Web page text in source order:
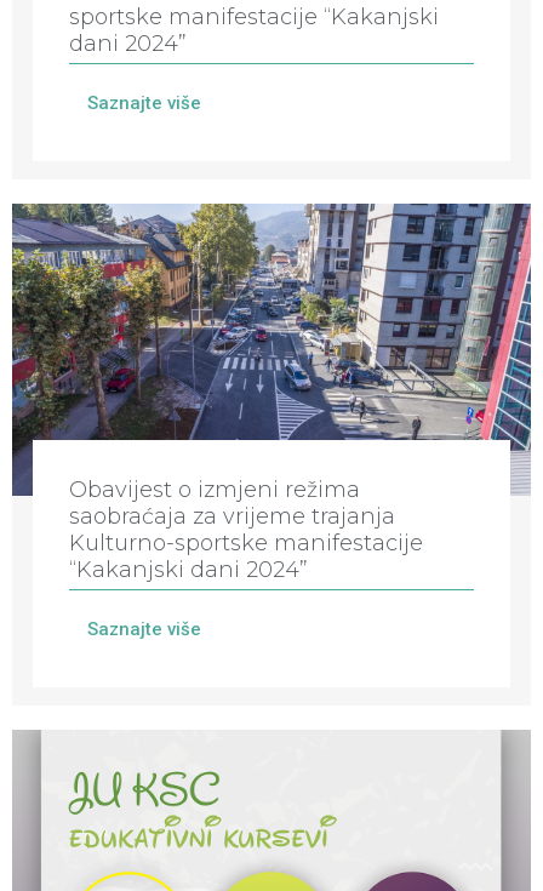
sportske manifestacije “Kakanjski
dani 2024”
Saznajte više
Obavijest o izmjeni režima
saobraćaja za vrijeme trajanja
Kulturno-sportske manifestacije
“Kakanjski dani 2024”
Saznajte više